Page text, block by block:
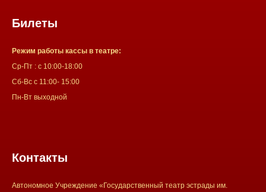
Билеты
Режим работы кассы в театре:
Ср-Пт : с 10:00-18:00
Сб-Вс с 11:00- 15:00
Пн-Вт выходной
Контакты
Автономное Учреждение «Государственный театр эстрады им.